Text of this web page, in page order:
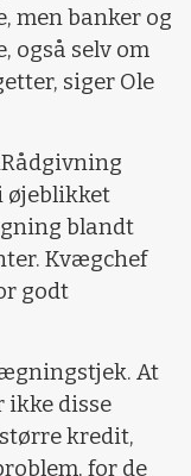
men banker og
også selv om
siger Ole
øjeblikket
blandt
Kvægchef
godt
At
ikke disse
kredit,
for de